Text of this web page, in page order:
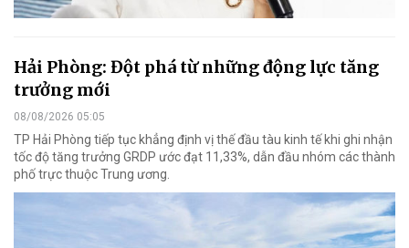
Hải Phòng: Đột phá từ những động lực tăng
trưởng mới
08/08/2026 05:05
TP Hải Phòng tiếp tục khẳng định vị thế đầu tàu kinh tế khi ghi nhận
tốc độ tăng trưởng GRDP ước đạt 11,33%, dẫn đầu nhóm các thành
phố trực thuộc Trung ương.